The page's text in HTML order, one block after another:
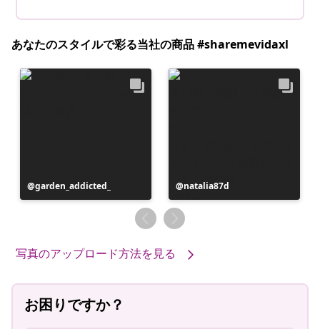
あなたのスタイルで彩る当社の商品 #sharemevidaxl
投
稿
garden_addicted_
投
稿
者
natalia87d
写真のアップロード方法を見る
お困りですか？